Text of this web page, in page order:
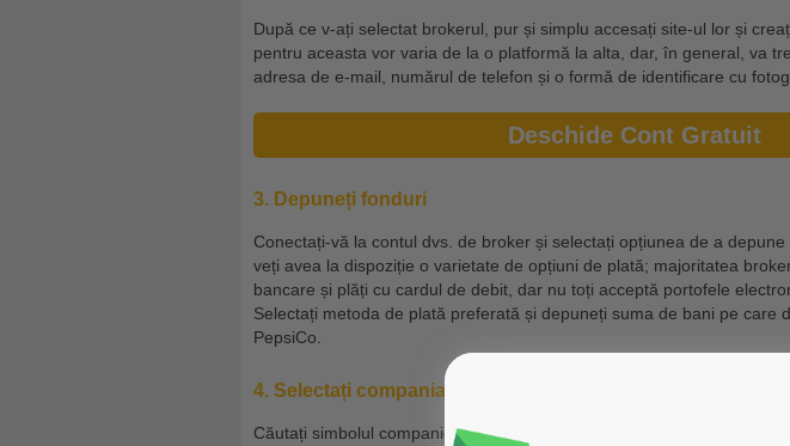
După ce v-ați selectat brokerul, pur și simplu accesați site-ul lor și
pentru aceasta vor varia de la o platformă la alta, dar, în general, va
adresa de e-mail, numărul de telefon și o formă de identificare cu
Deschide Cont Gratuit
3. Depuneți fonduri
Conectați-vă la contul dvs. de broker și selectați opțiunea de a
veți avea la dispoziție o varietate de opțiuni de plată; majoritatea
bancare și plăți cu cardul de debit, dar nu toți acceptă portofele
Selectați metoda de plată preferată și depuneți suma de bani pe care
PepsiCo.
4. Selectați compania și plasați comanda
Căutați simbolul companiei PepsiCo (PEP) și vedeți prețul curent la